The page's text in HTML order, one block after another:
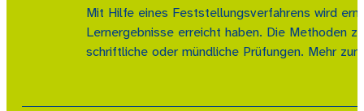
Mit Hilfe eines Feststellungsverfahrens wird
Lernergebnisse erreicht haben. Die Methoden
schriftliche oder mündliche Prüfungen. Mehr